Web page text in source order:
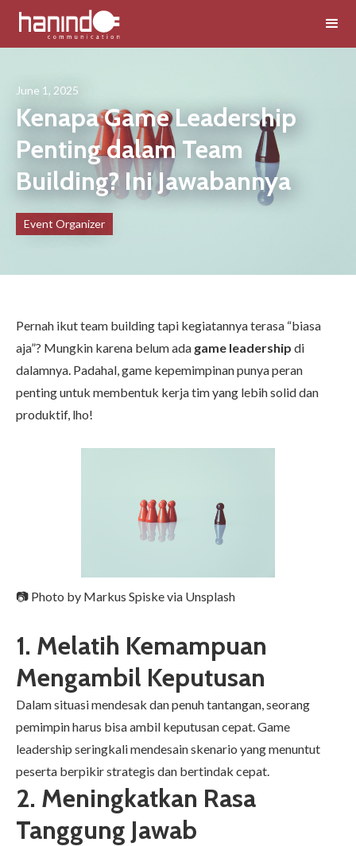
June 1, 2025
Kenapa Game Leadership
Penting dalam Team
Building? Ini Jawabannya
Event Organizer
Pernah ikut team building tapi kegiatannya terasa “biasa
aja”? Mungkin karena belum ada game leadership di
dalamnya. Padahal, game kepemimpinan punya peran
penting untuk membentuk kerja tim yang lebih solid dan
produktif, lho!
📷 Photo by Markus Spiskevia Unsplash
1. Melatih Kemampuan
Mengambil Keputusan
Dalam situasi mendesak dan penuh tantangan, seorang
pemimpin harus bisa ambil keputusan cepat. Game
leadership seringkali mendesain skenario yang menuntut
peserta berpikir strategis dan bertindak cepat.
2. Meningkatkan Rasa
Tanggung Jawab